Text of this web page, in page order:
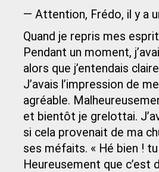
— Attention, Frédo, il y a
Quand je repris mes
Pendant un moment,
alors que j’entendais
J’avais l’impression de
agréable.
et bientôt je grelottai.
si cela provenait de ma
ses méfaits. « Hé bien !
Heureusement que c’est